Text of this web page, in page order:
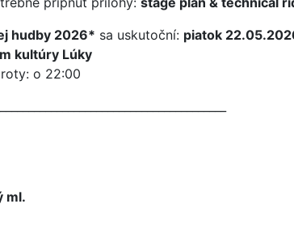
hudby 2026* sa uskutoční: piatok
kultúry Lúky
o 22:00
ml.